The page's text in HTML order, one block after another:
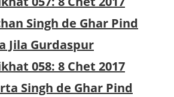
Singh de Ghar Pind
Jila Gurdaspur
058: 8 Chet 2017
Singh de Ghar Pind